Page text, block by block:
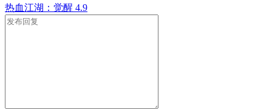
热血江湖：觉醒 4.9